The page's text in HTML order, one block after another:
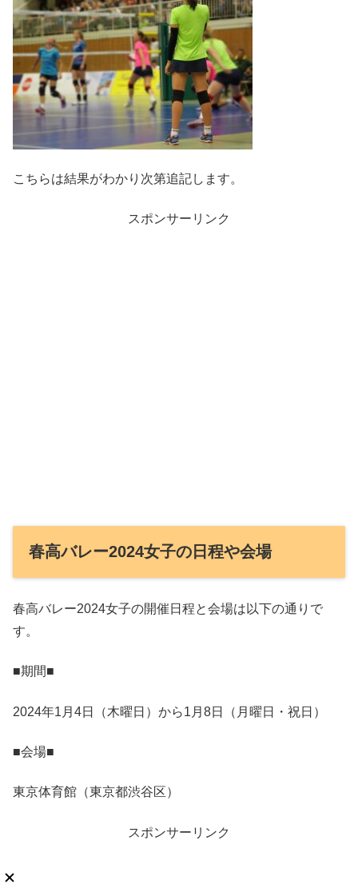
こちらは結果がわかり次第追記します。
スポンサーリンク
春高バレー2024女子の日程や会場
春高バレー2024女子の開催日程と会場は以下の通りで
す。
■期間■
2024年1月4日（木曜日）から1月8日（月曜日・祝日）
■会場■
東京体育館（東京都渋谷区）
スポンサーリンク